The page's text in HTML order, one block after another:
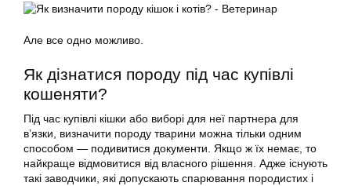
Але все одно можливо.
Як дізнатися породу під час купівлі
кошеняти?
Під час купівлі кішки або виборі для неї партнера для
в’язки, визначити породу тварини можна тільки одним
способом — подивитися документи. Якщо ж їх немає, то
найкраще відмовитися від власного рішення. Адже існують
такі заводчики, які допускають спарювання породистих і